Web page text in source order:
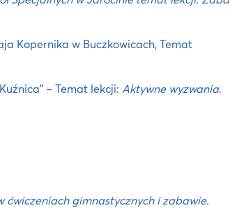
Kopernika w Buczkowicach, Temat
– Temat lekcji: Aktywne wyzwania.
ćwiczeniach gimnastycznych i zabawie.